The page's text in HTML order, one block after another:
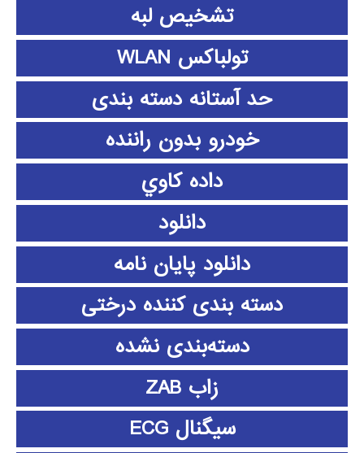
تشخیص لبه
تولباکس WLAN
حد آستانه دسته بندی
خودرو بدون راننده
داده كاوي
دانلود
دانلود پايان نامه
دسته بندی کننده درختی
دسته‌بندی نشده
زاب ZAB
سیگنال ECG